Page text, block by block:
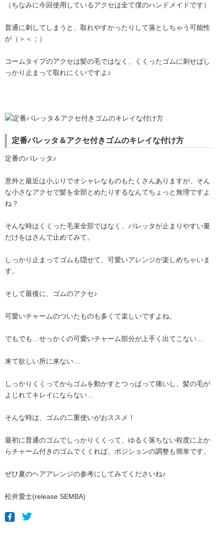
（ちなみに今回使用しているアクセは全て僕のハンドメイドです）
普通に刺してしまうと、取れやすかったりして落としちゃう可能性
が（＞＜；）
コームタイプのアクセは髪の毛ではなく、くくったゴムに刺せばし
っかり止まって取れにくいですよ♪
定番バレッタ＆アクセ付きゴムのキレイな付け方
定番のバレッタ♪
意外と最近は小ぶりでオシャレなものもたくさんありますが、そん
な小さなアクセで髪を全部とめたりするなんてちょっと無理ですよ
ね？
そんな時はくくった毛束全部ではなく、バレッタが止まりやすい量
だけをはさんで止めてみて。
しっかり止まってゴムも隠せて、可愛いアレンジが楽しめちゃいま
す。
そして最後に、ゴムのアクセ♪
可愛いチャームのついたものも多くて楽しいですよね。
でもでも…せっかくの可愛いチャーム部分が上手く出てこない…
来て欲しい所に来ない…
しっかりくくってからゴムを動かすとつっぱって痛いし、髪の毛が
よじれてキレイにならない…
そんな時は、ゴムの二重使いがおススメ！
最初に普通のゴムでしっかりくくって、ゆるく落ちない程度に上か
らチャーム付きのゴムでくくれば、ポジションの調整も簡単です。
ぜひ夏のヘアアレンジの参考にしてみてくださいね♪
松井愛士(release SEMBA)